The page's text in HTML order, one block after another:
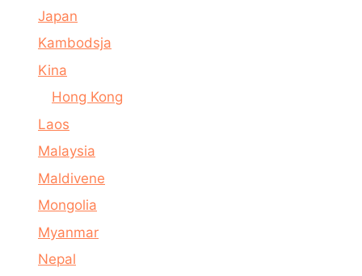
Japan
Kambodsja
Kina
Hong Kong
Laos
Malaysia
Maldivene
Mongolia
Myanmar
Nepal